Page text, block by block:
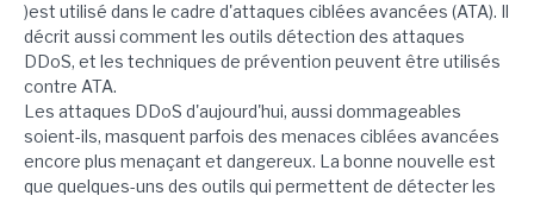
)est utilisé dans le cadre d'attaques ciblées avancées (ATA). Il
décrit aussi comment les outils détection des attaques
DDoS, et les techniques de prévention peuvent être utilisés
contre ATA.
Les attaques DDoS d'aujourd'hui, aussi dommageables
soient-ils, masquent parfois des menaces ciblées avancées
encore plus menaçant et dangereux. La bonne nouvelle est
que quelques-uns des outils qui permettent de détecter les